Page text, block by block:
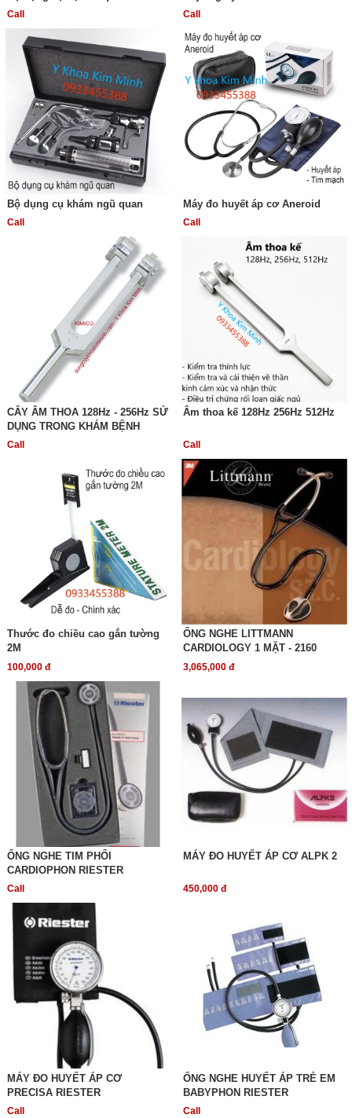
Call Call
Bộ dụng cụ khám ngũ quan
Call
Máy đo huyết áp cơ Aneroid
Call
CÂY ÂM THOA 128Hz - 256Hz SỬ
DỤNG TRONG KHÁM BỆNH
Call
Âm thoa kế 128Hz 256Hz 512Hz
Call
Thước đo chiều cao gắn tường
2M
100,000 đ
ỐNG NGHE LITTMANN
CARDIOLOGY 1 MẶT - 2160
3,065,000 đ
ỐNG NGHE TIM PHỔI
CARDIOPHON RIESTER
Call
MÁY ĐO HUYẾT ÁP CƠ ALPK 2
450,000 đ
MÁY ĐO HUYẾT ÁP CƠ
PRECISA RIESTER
Call
ỐNG NGHE HUYẾT ÁP TRẺ EM
BABYPHON RIESTER
Call